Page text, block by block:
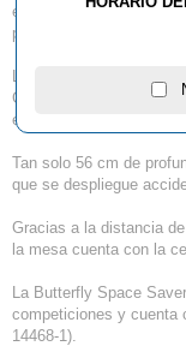
estabilidad necesaria y
posición de
Las patas regulables en
Gracias al innovador
espacio.
Tan solo 56 cm de
que se despliegue
Gracias a la distancia
la mesa cuenta con la
La Butterfly Space
competiciones y cuenta
14468-1).